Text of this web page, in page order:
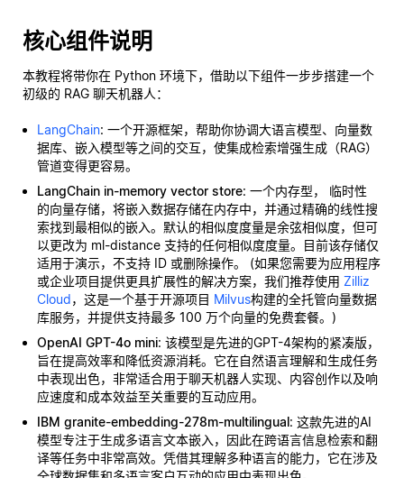
核心组件说明
本教程将带你在 Python 环境下，借助以下组件一步步搭建一个
初级的 RAG 聊天机器人：
LangChain: 一个开源框架，帮助你协调大语言模型、向量数
据库、嵌入模型等之间的交互，使集成检索增强生成（RAG）
管道变得更容易。
LangChain in-memory vector store: 一个内存型， 临时性
的向量存储，将嵌入数据存储在内存中，并通过精确的线性搜
索找到最相似的嵌入。默认的相似度度量是余弦相似度，但可
以更改为 ml-distance 支持的任何相似度度量。目前该存储仅
适用于演示，不支持 ID 或删除操作。 (如果您需要为应用程序
或企业项目提供更具扩展性的解决方案，我们推荐使用 Zilliz
Cloud，这是一个基于开源项目 Milvus构建的全托管向量数据
库服务，并提供支持最多 100 万个向量的免费套餐。)
OpenAI GPT-4o mini: 该模型是先进的GPT-4架构的紧凑版，
旨在提高效率和降低资源消耗。它在自然语言理解和生成任务
中表现出色，非常适合用于聊天机器人实现、内容创作以及响
应速度和成本效益至关重要的互动应用。
IBM granite-embedding-278m-multilingual: 这款先进的AI
模型专注于生成多语言文本嵌入，因此在跨语言信息检索和翻
译等任务中非常高效。凭借其理解多种语言的能力，它在涉及